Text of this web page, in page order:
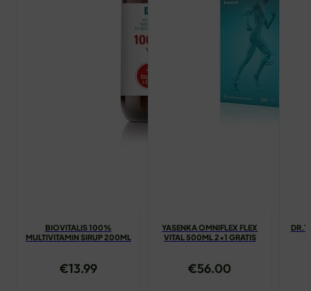
BIOVITALIS 100%
MULTIVITAMIN SIRUP 200ML
€13.99
YASENKA OMNIFLEX FLEX
VITAL 500ML 2+1 GRATIS
€56.00